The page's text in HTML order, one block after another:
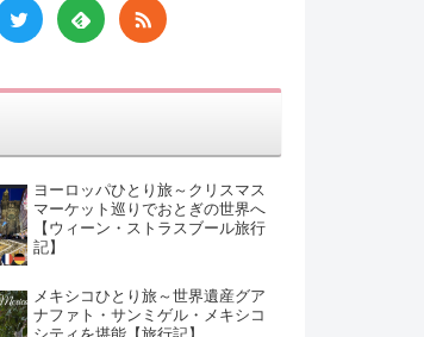
ヨーロッパひとり旅～クリスマス
マーケット巡りでおとぎの世界へ
【ウィーン・ストラスブール旅行
記】
メキシコひとり旅～世界遺産グア
ナファト・サンミゲル・メキシコ